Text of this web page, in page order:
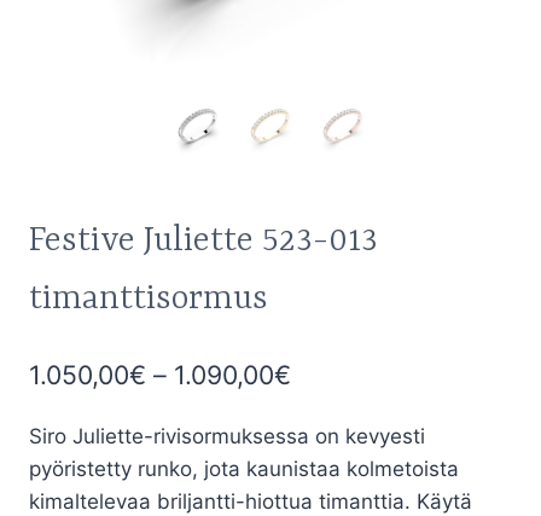
Festive Juliette 523-013
timanttisormus
1.050,00€ – 1.090,00€
-
1.090,00€
Siro Juliette-rivisormuksessa on kevyesti
pyöristetty runko, jota kaunistaa kolmetoista
kimaltelevaa briljantti-hiottua timanttia. Käytä